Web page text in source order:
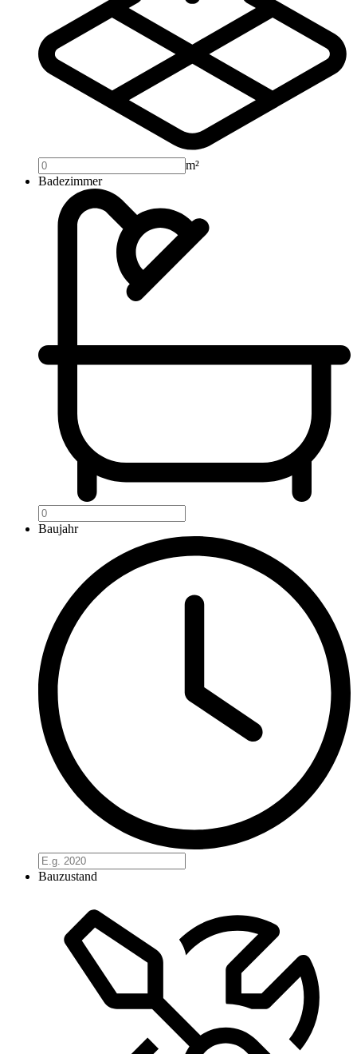
m²
Badezimmer
Baujahr
Bauzustand